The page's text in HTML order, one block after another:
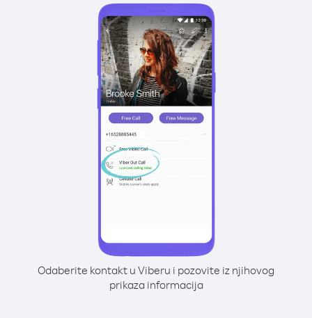
Odaberite kontakt u Viberu i pozovite iz njihovog
prikaza informacija